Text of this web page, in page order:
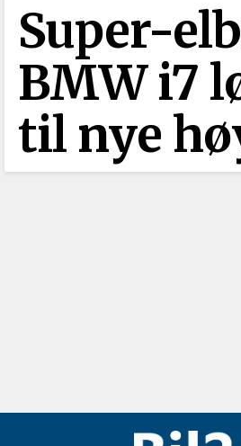
Super-
BMW i7
til nye